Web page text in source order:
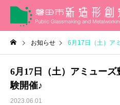
お知らせ 6月17日（土）アミ
6月17日（土）アミュー
験開催♪
2023.06.01